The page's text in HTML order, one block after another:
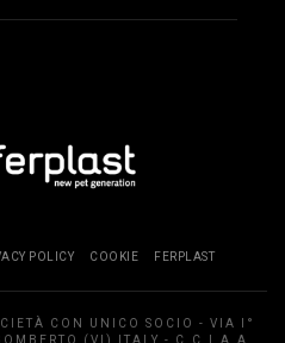
POLICY COOKIE FERPLAST
CON UNICO SOCIO - VIA I°